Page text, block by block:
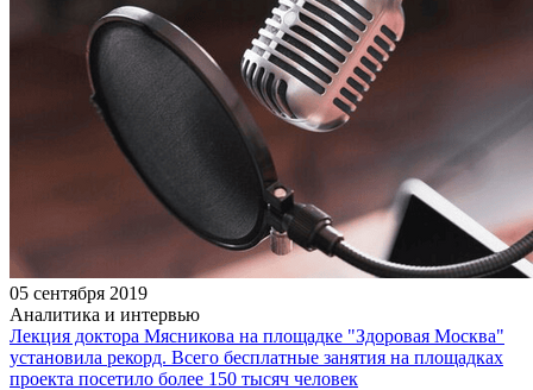
05 сентября 2019
Аналитика и интервью
Лекция доктора Мясникова на площадке "Здоровая Москва"
установила рекорд. Всего бесплатные занятия на площадках
проекта посетило более 150 тысяч человек